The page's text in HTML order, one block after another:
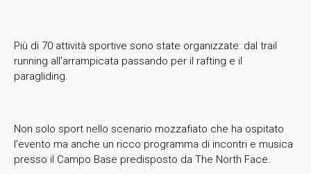
Più di 70 attività sportive sono state organizzate: dal trail
running all’arrampicata passando per il rafting e il
paragliding.
Non solo sport nello scenario mozzafiato che ha ospitato
l’evento ma anche un ricco programma di incontri e musica
presso il Campo Base predisposto da The North Face.